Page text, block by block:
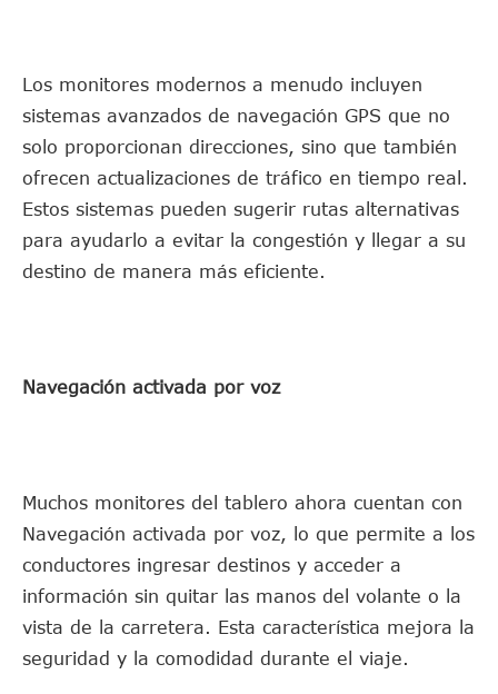
Los monitores modernos a menudo incluyen
sistemas avanzados de navegación GPS que no
solo proporcionan direcciones, sino que también
ofrecen actualizaciones de tráfico en tiempo real.
Estos sistemas pueden sugerir rutas alternativas
para ayudarlo a evitar la congestión y llegar a su
destino de manera más eficiente.
Navegación activada por voz
Muchos monitores del tablero ahora cuentan con
Navegación activada por voz, lo que permite a los
conductores ingresar destinos y acceder a
información sin quitar las manos del volante o la
vista de la carretera. Esta característica mejora la
seguridad y la comodidad durante el viaje.